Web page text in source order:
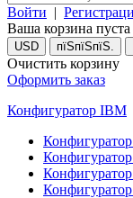
Войти |
Ваша корзина пуста
USD пїЅпїЅпїЅ.
Очистить корзину
Оформить заказ
Конфигуратор IBM